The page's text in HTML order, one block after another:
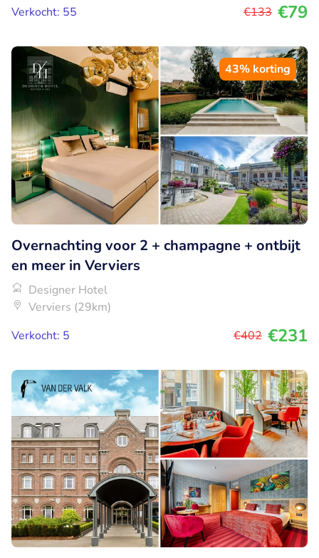
Verkocht: 55
€133 €79
43% korting
Overnachting voor 2 + champagne + ontbijt
en meer in Verviers
Designer Hotel
Verviers (29km)
Verkocht: 5
€402 €231